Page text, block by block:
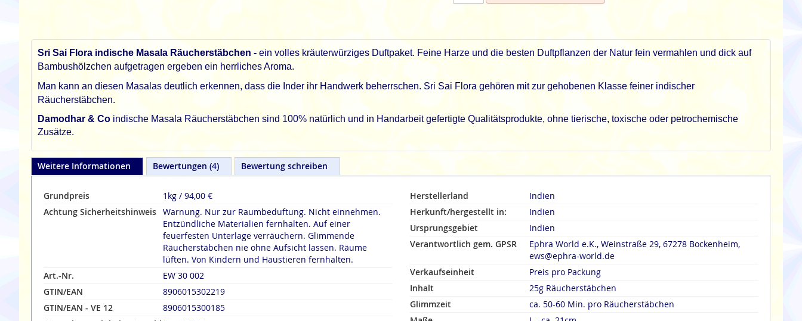
Sri Sai Flora indische Masala Räucherstäbchen - ein volles kräuterwürziges Duftpaket. Feine Harze und die besten Duftpflanzen der Natur fein vermahlen und dick auf
Bambushölzchen aufgetragen ergeben ein herrliches Aroma.
Man kann an diesen Masalas deutlich erkennen, dass die Inder ihr Handwerk beherrschen. Sri Sai Flora gehören mit zur gehobenen Klasse feiner indischer
Räucherstäbchen.
Damodhar & Co indische Masala Räucherstäbchen sind 100% natürlich und in Handarbeit gefertigte Qualitätsprodukte, ohne tierische, toxische oder petrochemische
Zusätze.
Weitere Informationen
Grundpreis
1kg / 94,00 €
Achtung Sicherheitshinweis Warnung. Nur zur Raumbeduftung. Nicht einnehmen.
Entzündliche Materialien fernhalten. Auf einer
feuerfesten Unterlage verräuchern. Glimmende
Räucherstäbchen nie ohne Aufsicht lassen. Räume
lüften. Von Kindern und Haustieren fernhalten.
Art.-Nr.
EW 30 002
GTIN/EAN
8906015302219
GTIN/EAN - VE 12
8906015300185
Herstellerland
Indien
Herkunft/hergestellt in:
Indien
Ursprungsgebiet
Indien
Verantwortlich gem. GPSR
Ephra World e.K., Weinstraße 29, 67278 Bockenheim,
ews@ephra-world.de
Verkaufseinheit
Preis pro Packung
Inhalt
25g Räucherstäbchen
Glimmzeit
ca. 50-60 Min. pro Räucherstäbchen
Bewertungen 4 Bewertung schreiben